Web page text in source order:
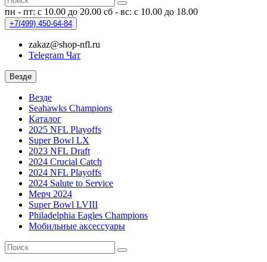
пн - пт: с 10.00 до 20.00 сб - вс: с 10.00 до 18.00
+7(499) 450-64-84
zakaz@shop-nfl.ru
Telegram Чат
Везде
Везде
Seahawks Champions
Каталог
2025 NFL Playoffs
Super Bowl LX
2023 NFL Draft
2024 Crucial Catch
2024 NFL Playoffs
2024 Salute to Service
Мерч 2024
Super Bowl LVIII
Philadelphia Eagles Champions
Мобильные аксессуары